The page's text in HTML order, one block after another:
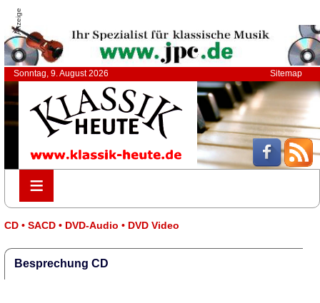
Anzeige
Sonntag, 9. August 2026 Sitemap
≡
≡
CD • SACD • DVD-Audio • DVD Video
Besprechung CD